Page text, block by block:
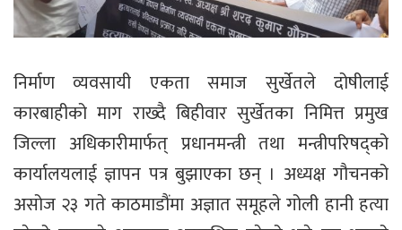
निर्माण व्यवसायी एकता समाज सुर्खेतले दोषीलाई
कारबाहीको माग राख्दै बिहीवार सुर्खेतका निमित्त प्रमुख
जिल्ला अधिकारीमार्फत् प्रधानमन्त्री तथा मन्त्रीपरिषद्को
कार्यालयलाई ज्ञापन पत्र बुझाएका छन् । अध्यक्ष गौचनको
असोज २३ गते काठमाडौंमा अज्ञात समूहले गोली हानी हत्या